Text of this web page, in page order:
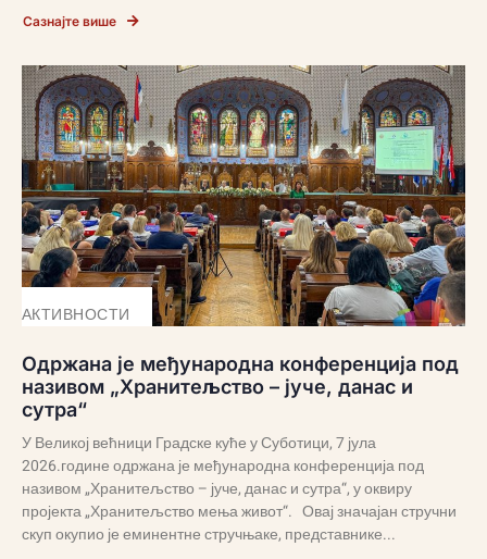
Сазнајте више
АКТИВНОСТИ
Одржана је међународна конференција под
називом „Хранитељство – јуче, данас и
сутра“
У Великој већници Градске куће у Суботици, 7 јула
2026.године одржана је међународна конференција под
називом „Хранитељство – јуче, данас и сутра“, у оквиру
пројекта „Хранитељство мења живот“. Овај значајан стручни
скуп окупио је еминентне стручњаке, представнике...